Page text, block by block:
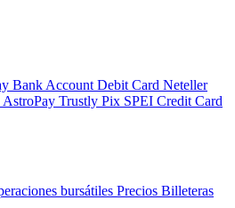
Bank Account Debit Card Neteller
AstroPay Trustly Pix SPEI Credit Card
bursátiles Precios Billeteras